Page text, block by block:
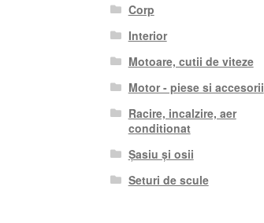
Corp
Interior
Motoare, cutii de viteze
Motor - piese si accesorii
Racire, incalzire, aer
conditionat
Șasiu și osii
Seturi de scule